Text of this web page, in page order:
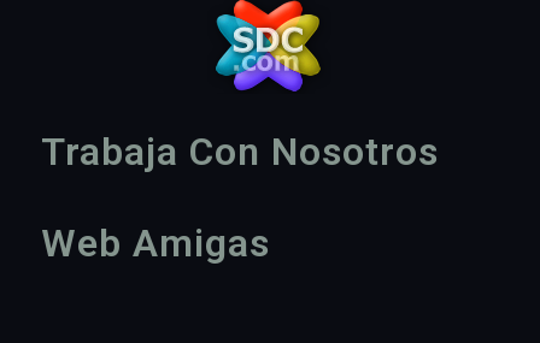
Trabaja Con Nosotros
Web Amigas